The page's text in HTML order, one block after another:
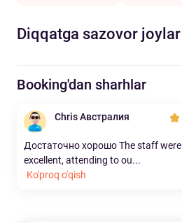
Diqqatga sazovor joylar
Booking'dan sharhlar
Chris Австралия
Достаточно хорошо The staff were
excellent, attending to ou...
Ko'proq o'qish